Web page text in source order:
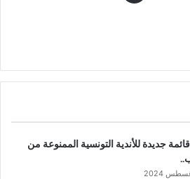
قائمة جديدة للأندية التونسية الممنوعة من